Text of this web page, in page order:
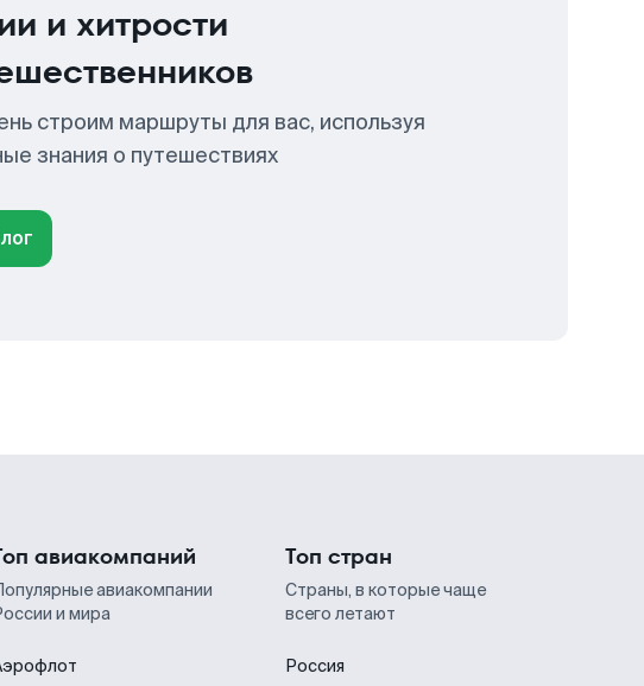
и хитрости
строим маршруты для вас, используя
знания о путешествиях
авиакомпаний
авиакомпании
и мира
Топ стран
Страны, в которые чаще
всего летают
Россия